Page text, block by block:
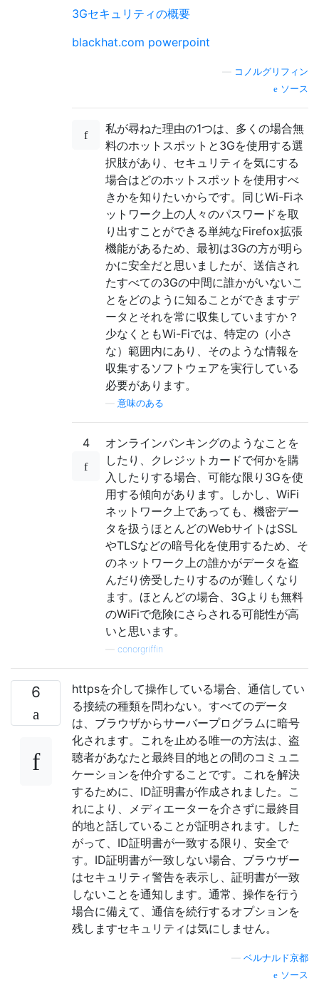
3Gセキュリティの概要
blackhat.com powerpoint
コノルグリフィン
ソース
私が尋ねた理由の1つは、多くの場合無
料のホットスポットと3Gを使用する選
択肢があり、セキュリティを気にする
場合はどのホットスポットを使用すべ
きかを知りたいからです。同じWi-Fiネ
ットワーク上の人々のパスワードを取
り出すことができる単純なFirefox拡張
機能があるため、最初は3Gの方が明ら
かに安全だと思いましたが、送信され
たすべての3Gの中間に誰かがいないこ
とをどのように知ることができますデ
ータとそれを常に収集していますか？
少なくともWi-Fiでは、特定の（小さ
な）範囲内にあり、そのような情報を
収集するソフトウェアを実行している
必要があります。
意味のある
4
オンラインバンキングのようなことを
したり、クレジットカードで何かを購
入したりする場合、可能な限り3Gを使
用する傾向があります。しかし、WiFi
ネットワーク上であっても、機密デー
タを扱うほとんどのWebサイトはSSL
やTLSなどの暗号化を使用するため、そ
のネットワーク上の誰かがデータを盗
んだり傍受したりするのが難しくなり
ます。ほとんどの場合、3Gよりも無料
のWiFiで危険にさらされる可能性が高
いと思います。
conorgriffin
6
httpsを介して操作している場合、通信してい
る接続の種類を問わない。すべてのデータ
は、ブラウザからサーバープログラムに暗号
化されます。これを止める唯一の方法は、盗
聴者があなたと最終目的地との間のコミュニ
ケーションを仲介することです。これを解決
するために、ID証明書が作成されました。こ
れにより、メディエーターを介さずに最終目
的地と話していることが証明されます。した
がって、ID証明書が一致する限り、安全で
す。ID証明書が一致しない場合、ブラウザー
はセキュリティ警告を表示し、証明書が一致
しないことを通知します。通常、操作を行う
場合に備えて、通信を続行するオプションを
残しますセキュリティは気にしません。
ベルナルド京都
ソース